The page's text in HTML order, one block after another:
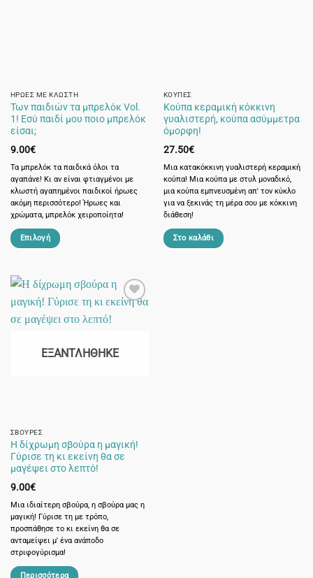
σελίδα
του
προϊόντος
ΉΡΩΕΣ ΜΕ ΚΛΩΣΤΉ
Των παιδιών τα μπρελόκ Vol.
1! Εσύ παιδί μου ποιο μπρελόκ
είσαι;
9.00€
Τα μπρελόκ τα παιδικά όλοι τα
αγαπάνε! Κι αν είναι φτιαγμένοι με
κλωστή αγαπημένοι παιδικοί ήρωες
ακόμη περισσότερο! Ήρωες και
χρώματα, μπρελόκ χειροποίητα!
Επιλογή
προϊόν
έχει
πολλαπλές
παραλλαγές.
επιλογές
σελίδα
του
προϊόντος
ΚΟΎΠΕΣ
Κούπα κεραμική κόκκινη
γυαλιστερή, κούπα ασύμμετρα
όμορφη!
27.50€
Μια κατακόκκινη γυαλιστερή κεραμική
κούπα! Μια κούπα με στυλ μοναδικό,
μια κούπα εμπνευσμένη απ' τον κύκλο
για να ξεκινάς τη μέρα σου με κόκκινη
διάθεση!
Στο καλάθι
ΕΞΑΝΤΛΉΘΗΚΕ
ΣΒΟΎΡΕΣ
Η δίχρωμη σβούρα η μαγική!
Γύρισε τη κι εκείνη θα σε
μαγέψει στο λεπτό!
9.00€
Μια ιδιαίτερη σβούρα, η σβούρα μας η
μαγική! Γύρισε τη με τρόπο,
προσπάθησε το κι εκείνη θα σε
ανταμείψει μ' ένα ανάποδο
στριφογύρισμα!
Περισσότερα